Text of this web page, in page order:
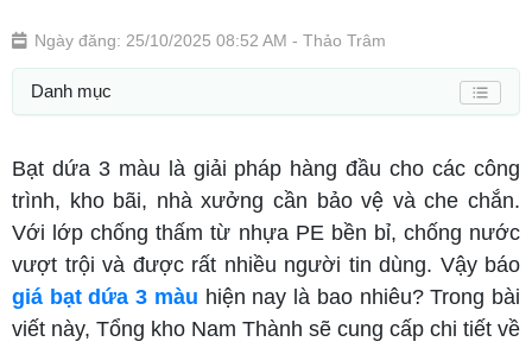
Ngày đăng: 25/10/2025 08:52 AM - Thảo Trâm
Danh mục
Bạt dứa 3 màu là giải pháp hàng đầu cho các công
trình, kho bãi, nhà xưởng cần bảo vệ và che chắn.
Với lớp chống thấm từ nhựa PE bền bỉ, chống nước
vượt trội và được rất nhiều người tin dùng. Vậy báo
giá bạt dứa 3 màu hiện nay là bao nhiêu? Trong bài
viết này, Tổng kho Nam Thành sẽ cung cấp chi tiết về